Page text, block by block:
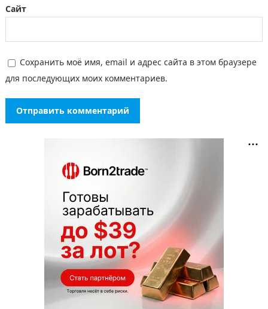
Сайт
Сохранить моё имя, email и адрес сайта в этом браузере
для последующих моих комментариев.